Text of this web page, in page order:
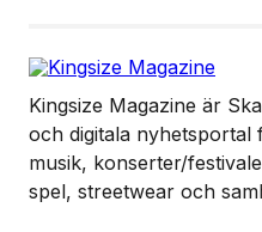
Kingsize Magazine är
och digitala
musik, konserter/
spel, streetwear och